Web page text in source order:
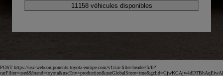
11158 véhicules disponibles
POST https://usc-webcomponents.toyota-europe.com/v1/car-filter-header/fr/fr?